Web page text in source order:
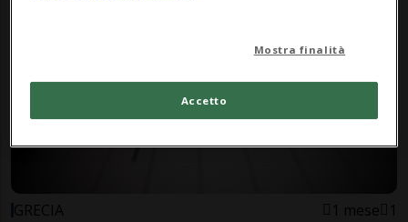
GRECIA 1 mese 1
Mostra finalità
Accetto